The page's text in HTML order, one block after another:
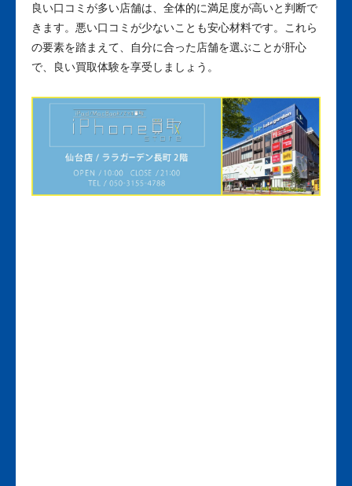
良い口コミが多い店舗は、全体的に満足度が高いと判断で
きます。悪い口コミが少ないことも安心材料です。これら
の要素を踏まえて、自分に合った店舗を選ぶことが肝心
で、良い買取体験を享受しましょう。